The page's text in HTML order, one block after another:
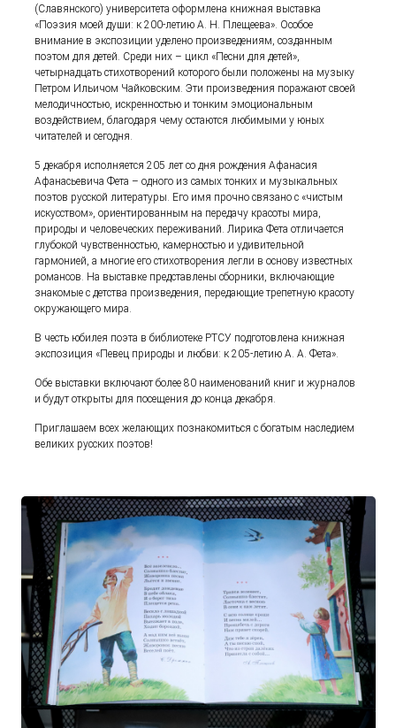
(Славянского) университета оформлена книжная выставка
«Поэзия моей души: к 200-летию А. Н. Плещеева». Особое
внимание в экспозиции уделено произведениям, созданным
поэтом для детей. Среди них – цикл «Песни для детей»,
четырнадцать стихотворений которого были положены на музыку
Петром Ильичом Чайковским. Эти произведения поражают своей
мелодичностью, искренностью и тонким эмоциональным
воздействием, благодаря чему остаются любимыми у юных
читателей и сегодня.
5 декабря исполняется 205 лет со дня рождения Афанасия
Афанасьевича Фета – одного из самых тонких и музыкальных
поэтов русской литературы. Его имя прочно связано с «чистым
искусством», ориентированным на передачу красоты мира,
природы и человеческих переживаний. Лирика Фета отличается
глубокой чувственностью, камерностью и удивительной
гармонией, а многие его стихотворения легли в основу известных
романсов. На выставке представлены сборники, включающие
знакомые с детства произведения, передающие трепетную красоту
окружающего мира.
В честь юбилея поэта в библиотеке РТСУ подготовлена книжная
экспозиция «Певец природы и любви: к 205-летию А. А. Фета».
Обе выставки включают более 80 наименований книг и журналов
и будут открыты для посещения до конца декабря.
Приглашаем всех желающих познакомиться с богатым наследием
великих русских поэтов!